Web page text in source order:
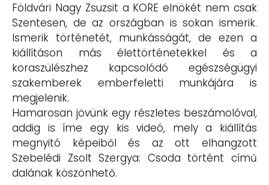
Földvári Nagy Zsuzsit a KORE elnökét nem csak
Szentesen, de az országban is sokan ismerik.
Ismerik történetét, munkásságát, de ezen a
kiállításon más élettörténetekkel és a
koraszülészhez kapcsolódó egészségügyi
szakemberek emberfeletti munkájára is
megjelenik.
Hamarosan jövünk egy részletes beszámolóval,
addig is íme egy kis videó, mely a kiállítás
megnyitó képeiből és az ott elhangzott
Szebelédi Zsolt Szergya: Csoda történt című
dalának köszönhető.